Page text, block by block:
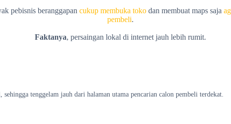
pebisnis beranggapan cukup membuka toko dan membuat maps saja
pembeli.
Faktanya, persaingan lokal di internet jauh lebih rumit.
tenggelam jauh dari halaman utama pencarian calon pembeli terdekat.